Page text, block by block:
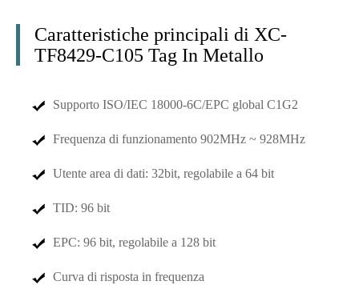
Caratteristiche principali di XC-
TF8429-C105 Tag In Metallo
Supporto ISO/IEC 18000-6C/EPC global C1G2
Frequenza di funzionamento 902MHz ~ 928MHz
Utente area di dati: 32bit, regolabile a 64 bit
TID: 96 bit
EPC: 96 bit, regolabile a 128 bit
Curva di risposta in frequenza